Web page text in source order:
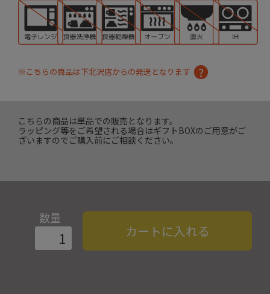
※こちらの商品は下北沢店からの発送となります
こちらの商品は単品での販売となります。
ラッピング等をご希望される場合はギフトBOXのご用意がご
ざいますのでご購入前にご相談ください。
数量
カートに入れる